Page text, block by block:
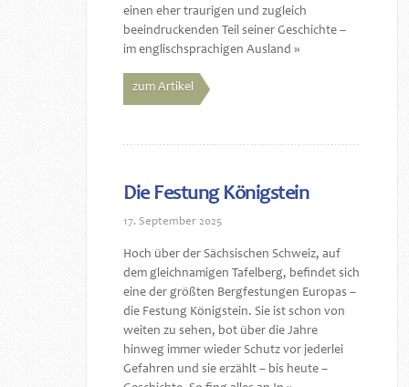
einen eher traurigen und zugleich
beeindruckenden Teil seiner Geschichte –
im englischsprachigen Ausland »
zum Artikel
Die Festung Königstein
17. September 2025
Hoch über der Sächsischen Schweiz, auf
dem gleichnamigen Tafelberg, befindet sich
eine der größten Bergfestungen Europas –
die Festung Königstein. Sie ist schon von
weiten zu sehen, bot über die Jahre
hinweg immer wieder Schutz vor jederlei
Gefahren und sie erzählt – bis heute –